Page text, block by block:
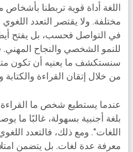
اللغة أداة قوية تربطنا
مختلفة. ولا يقتصر التعدد اللغوي
في التواصل فحسب، بل يفتح
للنمو الشخصي والنجاح المهني.
سنستكشف ما يعنيه أن تكون
من خلال إتقان القراءة
عندما يستطيع شخص ما القراءة
بلغة أجنبية بسهولة، غالبًا ما
اللغات". ومع ذلك، فالتعدد
معرفة عدة لغات. بل يتضمن